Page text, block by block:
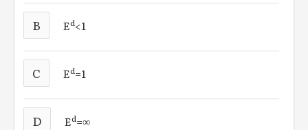
B Ed<1
C Ed=1
D Ed=∞